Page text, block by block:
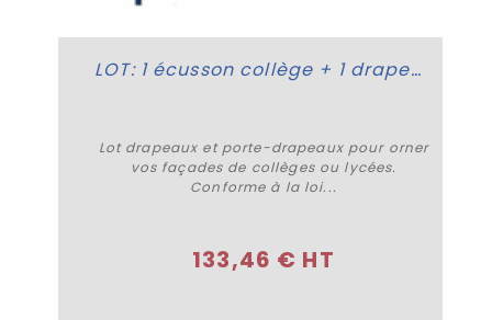
LOT: 1 écusson collège + 1 drapeau France + 1 drapeau U.E
Lot drapeaux et porte-drapeaux pour orner
vos façades de collèges ou lycées.
Conforme à la loi...
133,46 € HT